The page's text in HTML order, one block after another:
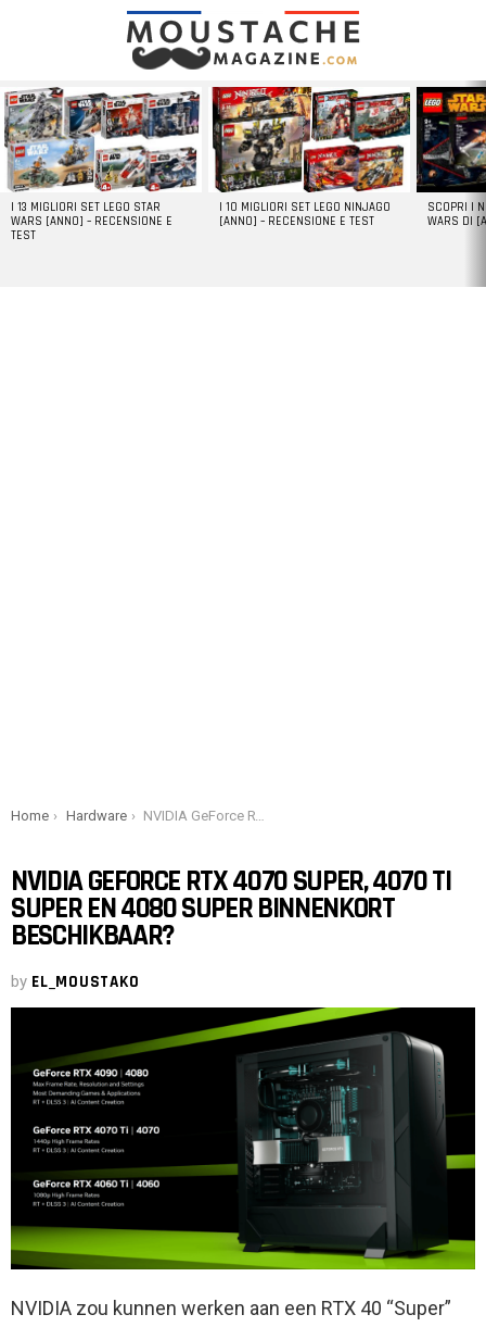
LATEST
STORIES
I 13 MIGLIORI SET LEGO STAR
WARS [ANNO] – RECENSIONE E
TEST
I 10 MIGLIORI SET LEGO NINJAGO
[ANNO] – RECENSIONE E TEST
SCOPRI I
WARS DI
You are here:
Home Hardware NVIDIA GeForce RTX 4070 Super, 4070 Ti Super en 4080 Super binnenkort beschikbaar?
NVIDIA GEFORCE RTX 4070 SUPER, 4070 TI
SUPER EN 4080 SUPER BINNENKORT
BESCHIKBAAR?
by EL_MOUSTAKO
NVIDIA zou kunnen werken aan een RTX 40 “Super”